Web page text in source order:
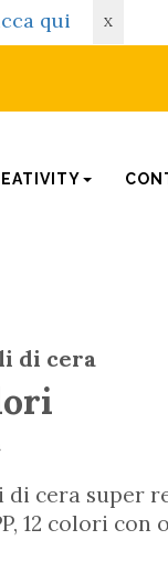
qui X
di cera
di cera super
12 colori con